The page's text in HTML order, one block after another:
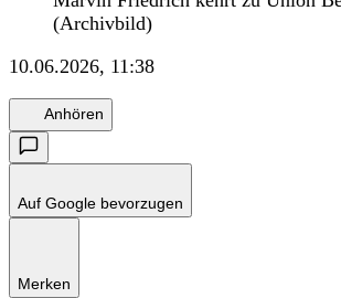
(Archivbild)
10.06.2026, 11:38
Anhören
Auf Google bevorzugen
Merken